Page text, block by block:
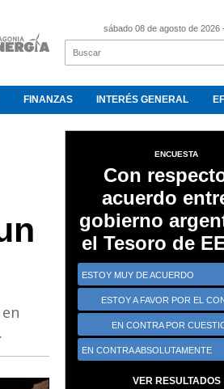
sábado 08 de agosto de 2026
FINANZAS INTERÉS GENERAL
ENCUESTA
Con
acuerdo
gobierno
el Tesoro de
ESTOY MUY DE ACUERDO
ESTOY A FAVOR POR EL
CRÍTICO
EN CONTRA POR
ESTRATÉGICAS
EN CONTRA ABSOLUTAMENTE
VER RESULTADOS